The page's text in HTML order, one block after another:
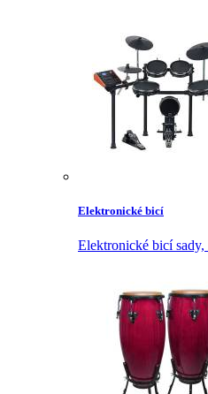
Elektronické bicí
Elektronické bicí sady,